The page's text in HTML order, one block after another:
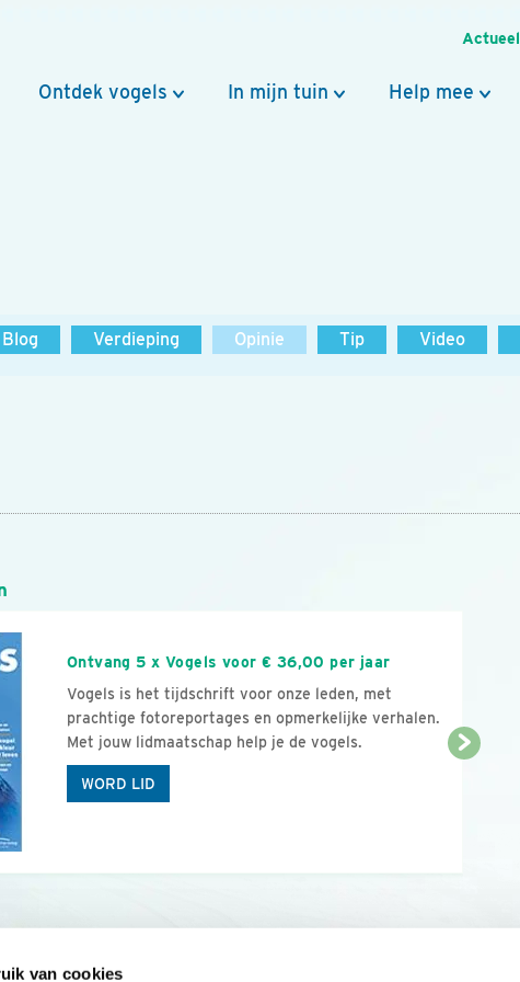
van cookies
Actueel
Ontdek vogels In mijn tuin Help mee
Blog Verdieping Opinie Tip Video
Ontvang 5 x Vogels voor € 36,00 per jaar
Vogels is het tijdschrift voor onze leden, met
prachtige fotoreportages en opmerkelijke verhalen.
Met jouw lidmaatschap help je de vogels.
WORD LID